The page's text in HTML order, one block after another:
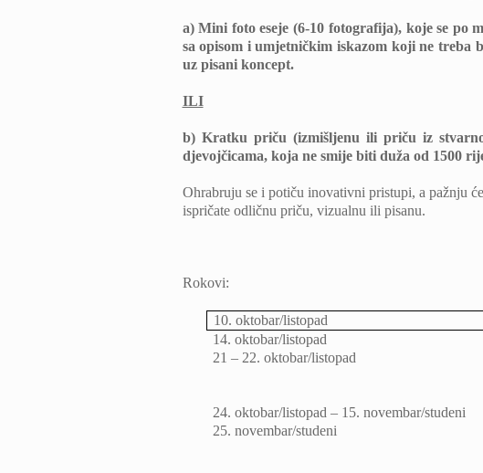
a) Mini foto eseje (6-10 fotografija), koje se po
sa opisom i umjetničkim iskazom koji ne
uz pisani koncept.
ILI
b) Kratku priču (izmišljenu ili priču iz
djevojčicama, koja ne smije biti duža od 1500
Ohrabruju se i potiču inovativni pristupi, a pažnju
ispričate odličnu priču, vizualnu ili pisanu.
Rokovi:
10. oktobar/listopad
14. oktobar/listopad
21 – 22. oktobar/listopad
24. oktobar/listopad – 15. novembar/studeni
25. novembar/studeni